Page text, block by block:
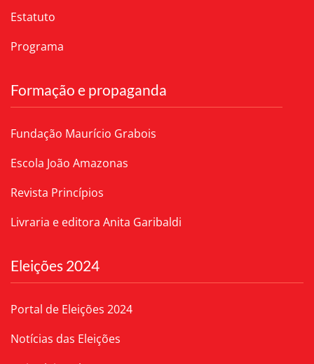
Estatuto
Programa
Formação e propaganda
Fundação Maurício Grabois
Escola João Amazonas
Revista Princípios
Livraria e editora Anita Garibaldi
Eleições 2024
Portal de Eleições 2024
Notícias das Eleições